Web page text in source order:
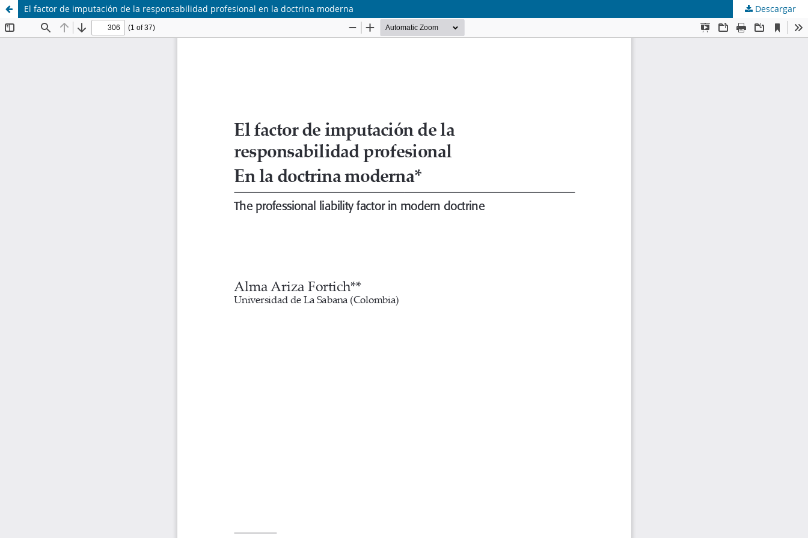
El factor de imputación de la responsabilidad profesional en la doctrina moderna Descargar